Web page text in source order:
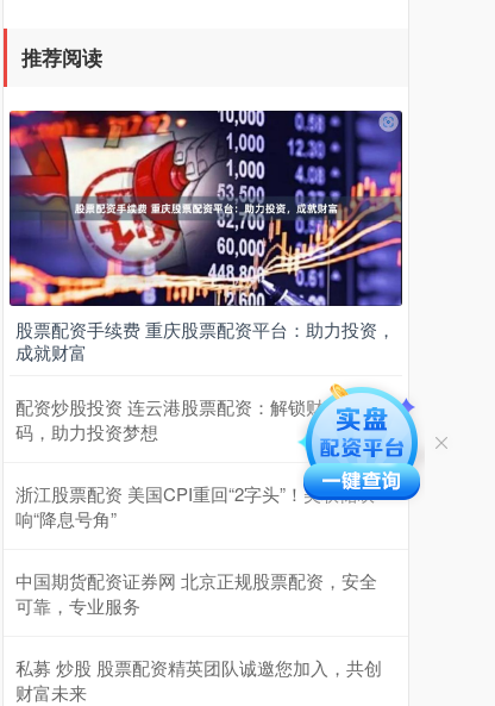
推荐阅读
股票配资手续费 重庆股票配资平台：助力投资，
成就财富
配资炒股投资 连云港股票配资：解锁财富新密
码，助力投资梦想
浙江股票配资 美国CPI重回“2字头”！美联储吹
响“降息号角”
中国期货配资证券网 北京正规股票配资，安全
可靠，专业服务
私募 炒股 股票配资精英团队诚邀您加入，共创
财富未来